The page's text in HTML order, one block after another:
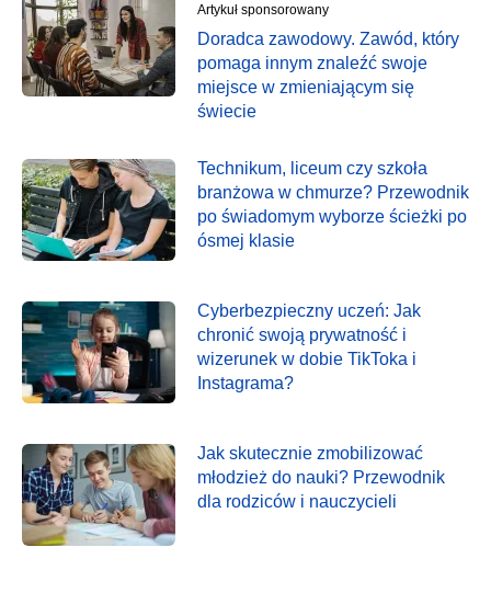
Artykuł sponsorowany
Doradca zawodowy. Zawód, który
pomaga innym znaleźć swoje
miejsce w zmieniającym się
świecie
Technikum, liceum czy szkoła
branżowa w chmurze? Przewodnik
po świadomym wyborze ścieżki po
ósmej klasie
Cyberbezpieczny uczeń: Jak
chronić swoją prywatność i
wizerunek w dobie TikToka i
Instagrama?
Jak skutecznie zmobilizować
młodzież do nauki? Przewodnik
dla rodziców i nauczycieli